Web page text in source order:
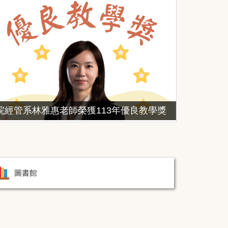
經管系林雅惠老師榮獲113年優良教學獎
圖書館